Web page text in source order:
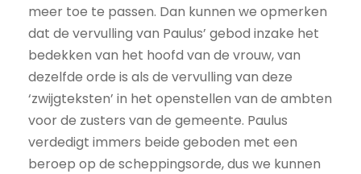
meer toe te passen. Dan kunnen we opmerken
dat de vervulling van Paulus’ gebod inzake het
bedekken van het hoofd van de vrouw, van
dezelfde orde is als de vervulling van deze
‘zwijgteksten’ in het openstellen van de ambten
voor de zusters van de gemeente. Paulus
verdedigt immers beide geboden met een
beroep op de scheppingsorde, dus we kunnen